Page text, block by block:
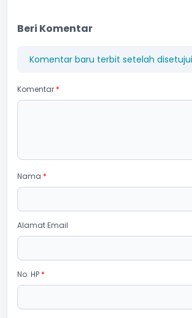
Beri Komentar
Komentar baru terbit setelah
Komentar *
Nama *
Alamat Email
No. HP *